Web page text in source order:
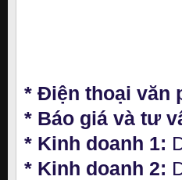
* Điện thoại văn
* Báo giá và tư
* Kinh doanh 1:
* Kinh doanh 2: